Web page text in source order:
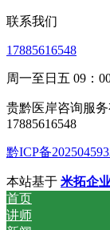
联系我们
17885616548
周一至日五 09：
贵黔医岸咨询服
17885616548
黔ICP备
本站基于 米拓企
首页
讲师